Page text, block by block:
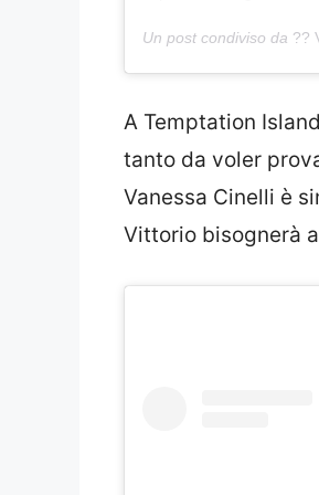
Un post condiviso da ??
A Temptation
tanto da voler
Vanessa Cinelli è
Vittorio bisognerà